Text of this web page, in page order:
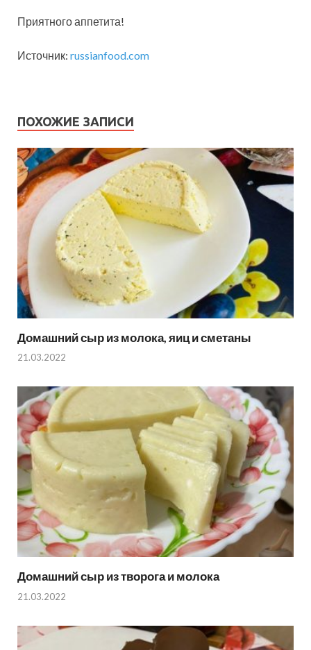
Приятного аппетита!
Источник: russianfood.com
ПОХОЖИЕ ЗАПИСИ
Домашний сыр из молока, яиц и сметаны
21.03.2022
Домашний сыр из творога и молока
21.03.2022